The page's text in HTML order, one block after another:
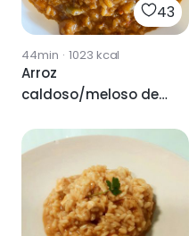
43
44min · 1023 kcal
Arroz
caldoso/meloso de